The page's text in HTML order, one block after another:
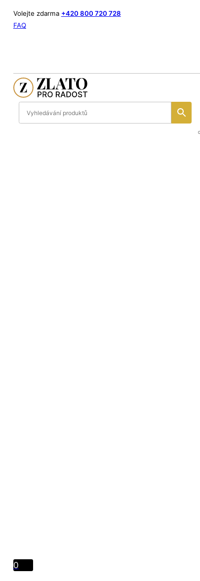
Volejte zdarma +420 800 720 728
FAQ
0